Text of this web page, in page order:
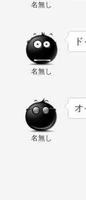
名無し
名無し
名無し
オ